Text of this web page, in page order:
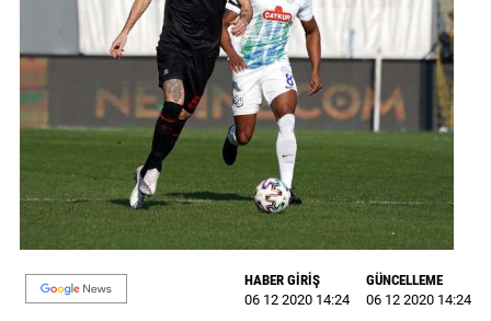
GALERİ
VİDEO
YAZARLAR
BİZE
ULAŞIN
Künye
İletişim
HABER GİRİŞ
06 12 2020 14:24
GÜNCELLEME
06 12 2020 14:24